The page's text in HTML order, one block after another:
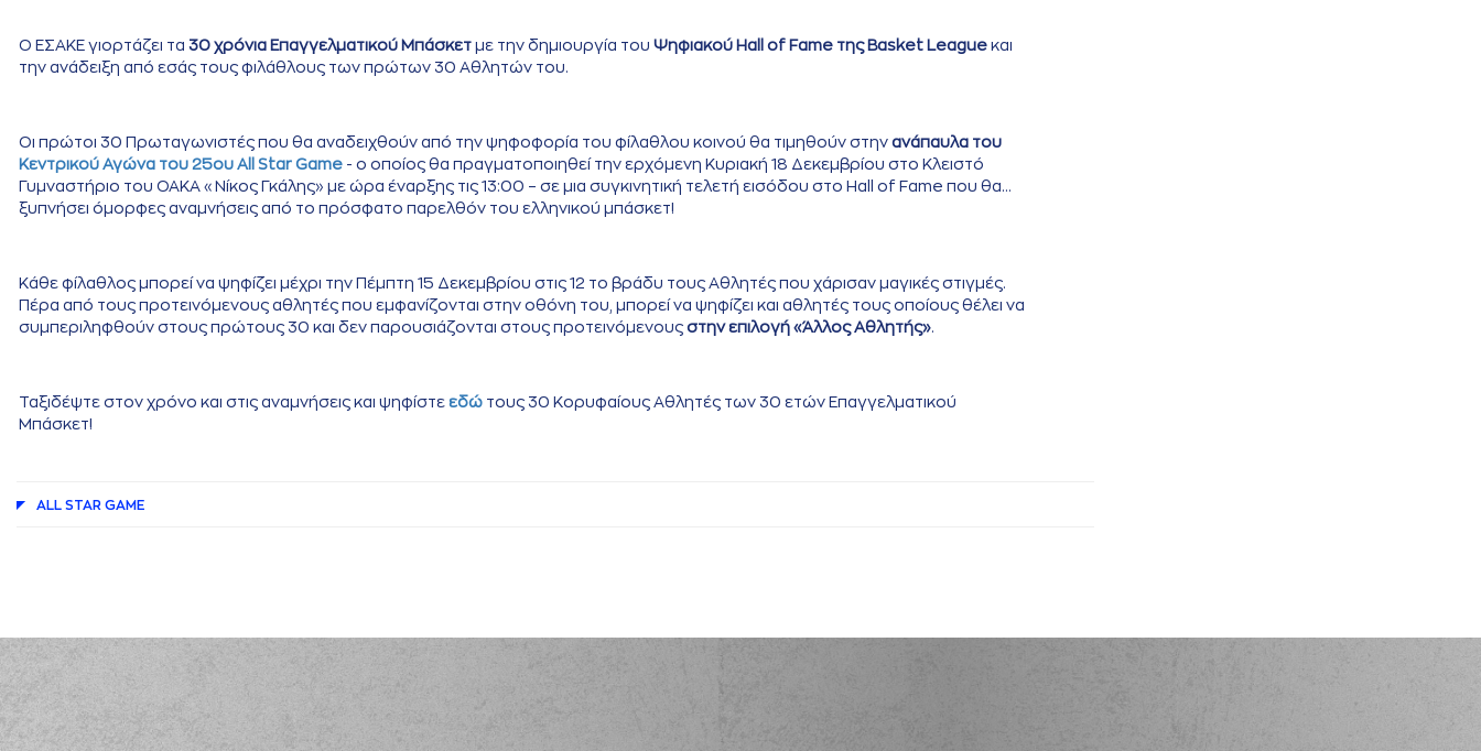
Ο ΕΣΑΚΕ γιορτάζει τα 30 χρόνια Επαγγελματικού Μπάσκετ με την δημιουργία του Ψηφιακού Hall of Fame της Basket League και
την ανάδειξη από εσάς τους φιλάθλους των πρώτων 30 Αθλητών του.
Οι πρώτοι 30 Πρωταγωνιστές που θα αναδειχθούν από την ψηφοφορία του φίλαθλου κοινού θα τιμηθούν στην ανάπαυλα του
Κεντρικού Αγώνα του 25ου All Star Game - ο οποίος θα πραγματοποιηθεί την ερχόμενη Κυριακή 18 Δεκεμβρίου στο Κλειστό
Γυμναστήριο του ΟΑΚΑ «Νίκος Γκάλης» με ώρα έναρξης τις 13:00 – σε μια συγκινητική τελετή εισόδου στο Hall of Fame που θα...
ξυπνήσει όμορφες αναμνήσεις από το πρόσφατο παρελθόν του ελληνικού μπάσκετ!
Κάθε φίλαθλος μπορεί να ψηφίζει μέχρι την Πέμπτη 15 Δεκεμβρίου στις 12 το βράδυ τους Αθλητές που χάρισαν μαγικές στιγμές.
Πέρα από τους προτεινόμενους αθλητές που εμφανίζονται στην οθόνη του, μπορεί να ψηφίζει και αθλητές τους οποίους θέλει να
συμπεριληφθούν στους πρώτους 30 και δεν παρουσιάζονται στους προτεινόμενους στην επιλογή «Άλλος Αθλητής».
Ταξιδέψτε στον χρόνο και στις αναμνήσεις και ψηφίστε εδώ τους 30 Κορυφαίους Αθλητές των 30 ετών Επαγγελματικού
Μπάσκετ!
ALL STAR GAME